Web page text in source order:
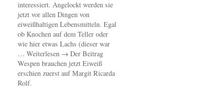
interessiert. Angelockt werden sie
jetzt vor allen Dingen von
eiweißhaltigen Lebensmitteln. Egal
ob Knochen auf dem Teller oder
wie hier etwas Lachs (dieser war
… Weiterlesen → Der Beitrag
Wespen brauchen jetzt Eiweiß
erschien zuerst auf Margit Ricarda
Rolf.